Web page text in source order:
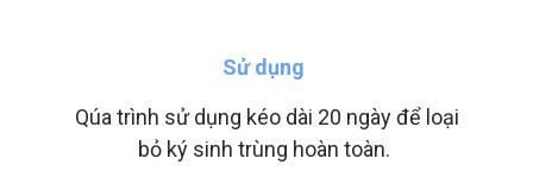
Sử dụng
Qúa trình sử dụng kéo dài 20 ngày để loại
bỏ ký sinh trùng hoàn toàn.